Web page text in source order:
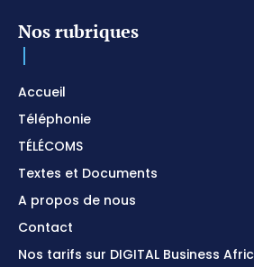
Nos rubriques
Accueil
Téléphonie
TÉLÉCOMS
Textes et Documents
A propos de nous
Contact
Nos tarifs sur DIGITAL Business